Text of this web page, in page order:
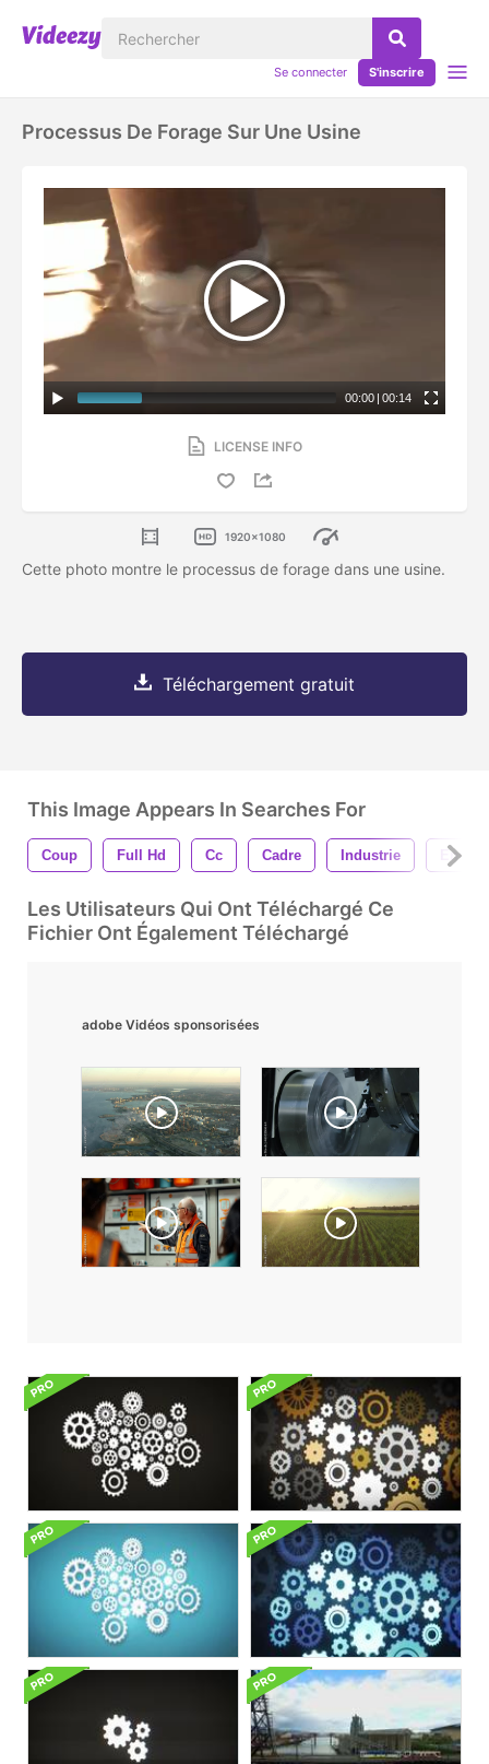
Se connecter S'inscrire
Processus De Forage Sur Une Usine
00:00 | 00:14
LICENSE INFO
1920x1080
Cette photo montre le processus de forage dans une usine.
Téléchargement gratuit
This Image Appears In Searches For
Coup Full Hd Cc Cadre Industrie
Les Utilisateurs Qui Ont Téléchargé Ce
Fichier Ont Également Téléchargé
adobe Vidéos sponsorisées